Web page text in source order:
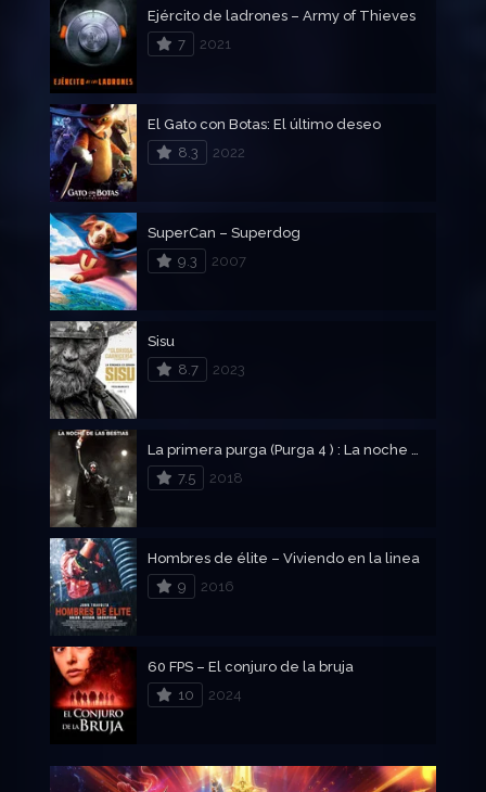
Ejército de ladrones – Army of Thieves
7
2021
El Gato con Botas: El último deseo
8.3
2022
SuperCan – Superdog
9.3
2007
Sisu
8.7
2023
7.5
2018
Hombres de élite – Viviendo en la linea
9
2016
60 FPS – El conjuro de la bruja
10
2024